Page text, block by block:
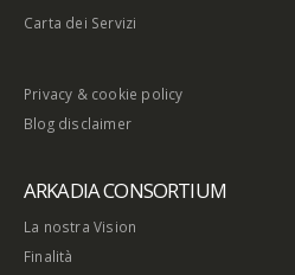
Carta dei Servizi
Privacy & cookie policy
Blog disclaimer
ARKADIA CONSORTIUM
La nostra Vision
Finalità